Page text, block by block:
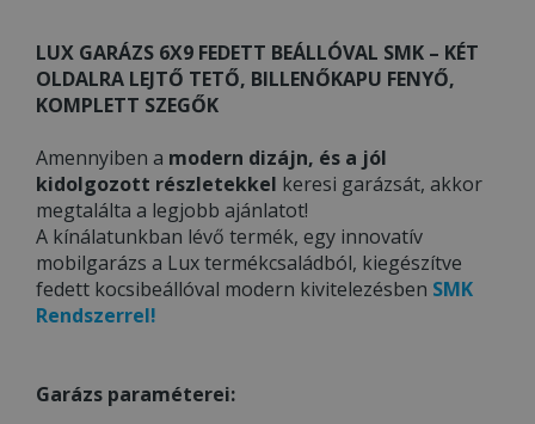
LUX GARÁZS 6X9 FEDETT BEÁLLÓVAL SMK – KÉT
OLDALRA LEJTŐ TETŐ, BILLENŐKAPU FENYŐ,
KOMPLETT SZEGŐK
Amennyiben a modern dizájn, és a jól
kidolgozott részletekkel keresi garázsát, akkor
megtalálta a legjobb ajánlatot!
A kínálatunkban lévő termék, egy innovatív
mobilgarázs a Lux termékcsaládból, kiegészítve
fedett kocsibeállóval modern kivitelezésben SMK
Rendszerrel!
Garázs paraméterei: